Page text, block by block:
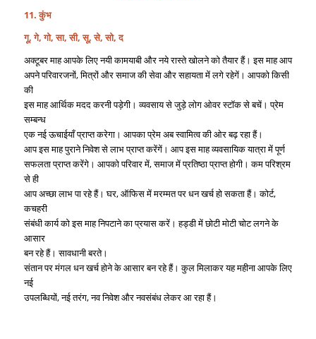
11. कुंभ
गू, गे, गो, सा, सी, सू, से, सो, द
अक्टूबर माह आपके लिए नयी कामयाबी और नये रास्ते खोलने को तैयार हैं। इस माह आप
अपने परिवारजनों, मित्रों और समाज की सेवा और सहायता में लगे रहेगें। आपको किसी
की
इस माह आर्थिक मदद करनी पड़ेगी। व्यवसाय से जुड़े लोग ओवर स्टॉक से बचें। प्रेम
सम्बन्ध
एक नई ऊचाईयाँ प्राप्त करेगा। आपका प्रेम अब स्वामित्व की ओर बढ़ रहा हैं।
आप इस माह पुराने निवेश से लाभ प्राप्त करेंगें। आप इस माह व्यवसायिक यात्रा में पूर्ण
सफलता प्राप्त करेंगे। आपको परिवार में, समाज में प्रतिष्ठा प्राप्त होगी। कम परिश्रम
से ही
आप अच्छा लाभ पा रहे हैं। घर, ऑफिस में मरम्मत पर धन खर्च हो सकता हैं। कोर्ट,
कचहरी
संबंधी कार्य को इस माह निपटाने का प्रयास करें। हड्डी में छोटी मोटी चोट लगने के
आसार
बन रहे हैं। सावधानी बरते।
संतान पर मंगल धन खर्च होने के आसार बन रहे हैं। कुल मिलाकर यह महीना आपके लिए
नई
उपलब्धियों, नई तरंग, नव निवेश और नवसंबंध लेकर आ रहा हैं।